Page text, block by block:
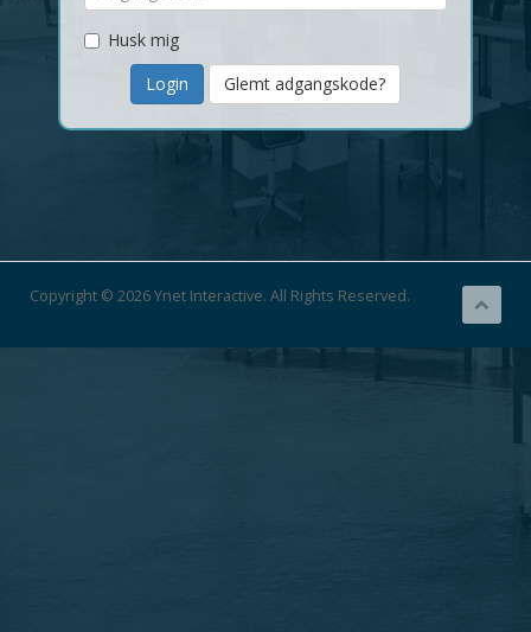
Husk mig
Glemt adgangskode?
Copyright © 2026 Ynet Interactive. All Rights Reserved.